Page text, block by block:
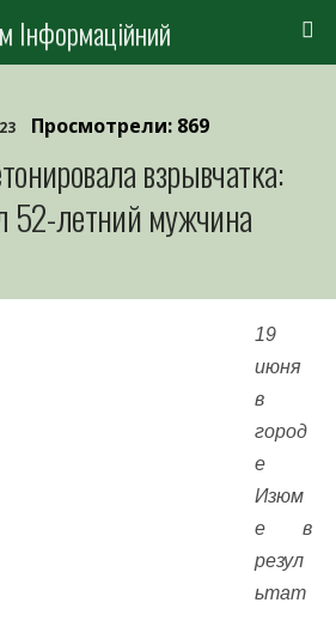
Інформаційний
Просмотрели: 869
взрывчатка:
52-летний мужчина
19
июня
в
город
е
Изюм
е в
резул
ьтат